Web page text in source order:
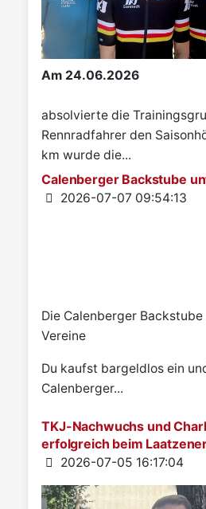
Am 24.06.2026
absolvierte die
Rennradfahrer den
km wurde die...
Calenberger Backstube
Details
2026-07-07 09:54:13
Die Calenberger
Vereine
Du kaufst bargeldlos ein
Calenberger...
TKJ-Nachwuchs und
erfolgreich beim
Details
2026-07-05 16:17:04